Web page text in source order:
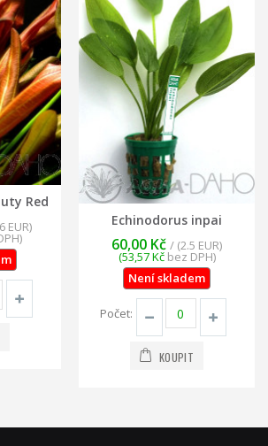
Red
EUR) Echinodorus inpai
60,00 Kč / (2.5 EUR)
(53,57 Kčbez DPH)
Není skladem
Počet:
KOUPIT